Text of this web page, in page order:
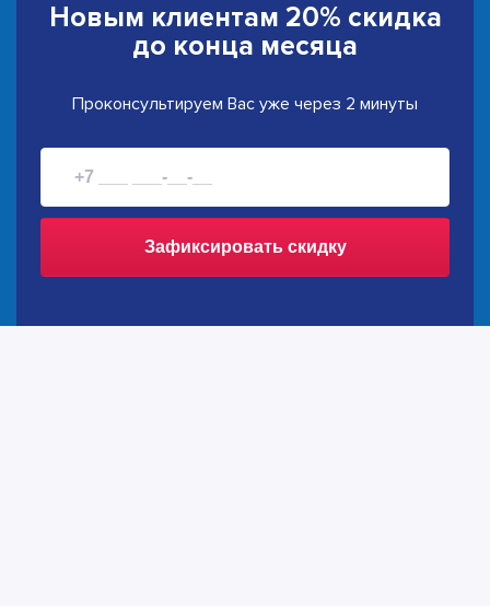
Новым клиентам 20% скидка
до конца месяца
Проконсультируем Вас уже через 2 минуты
Зафиксировать скидку